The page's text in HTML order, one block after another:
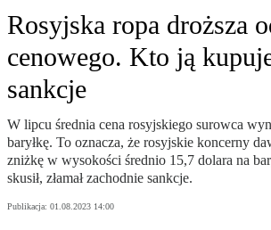
Rosyjska ropa droższa
cenowego. Kto ją
sankcje
W lipcu średnia cena rosyjskiego surowca
baryłkę. To oznacza, że rosyjskie koncerny
zniżkę w wysokości średnio 15,7 dolara na
skusił, złamał zachodnie sankcje.
Publikacja: 01.08.2023 14:00